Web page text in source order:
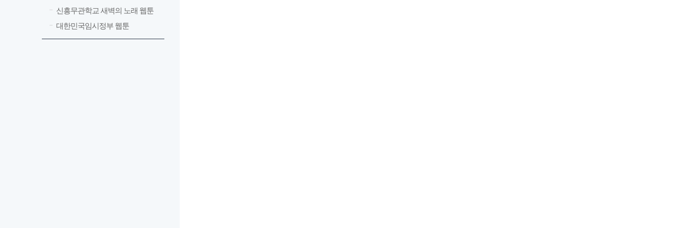
신흥무관학교 새벽의 노래 웹툰
대한민국임시정부 웹툰